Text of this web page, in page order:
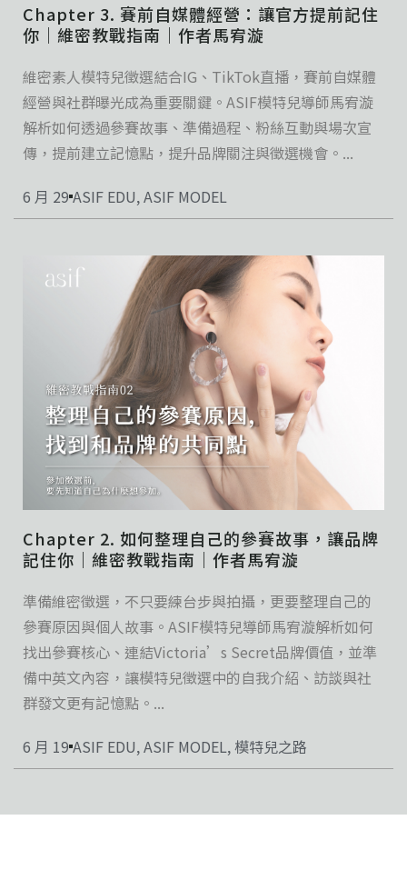
Chapter 3. 賽前自媒體經營：讓官方提前記住
你｜維密教戰指南｜作者馬宥漩
維密素人模特兒徵選結合IG、TikTok直播，賽前自媒體
經營與社群曝光成為重要關鍵。ASIF模特兒導師馬宥漩
解析如何透過參賽故事、準備過程、粉絲互動與場次宣
傳，提前建立記憶點，提升品牌關注與徵選機會。...
6 月 29 ASIF EDU,ASIF MODEL
Chapter 2. 如何整理自己的參賽故事，讓品牌
記住你｜維密教戰指南｜作者馬宥漩
準備維密徵選，不只要練台步與拍攝，更要整理自己的
參賽原因與個人故事。ASIF模特兒導師馬宥漩解析如何
找出參賽核心、連結Victoria’s Secret品牌價值，並準
備中英文內容，讓模特兒徵選中的自我介紹、訪談與社
群發文更有記憶點。...
6 月 19 ASIF EDU,ASIF MODEL,模特兒之路